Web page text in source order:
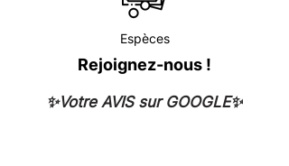
Espèces
Rejoignez-nous !
✨Votre AVIS sur GOOGLE✨